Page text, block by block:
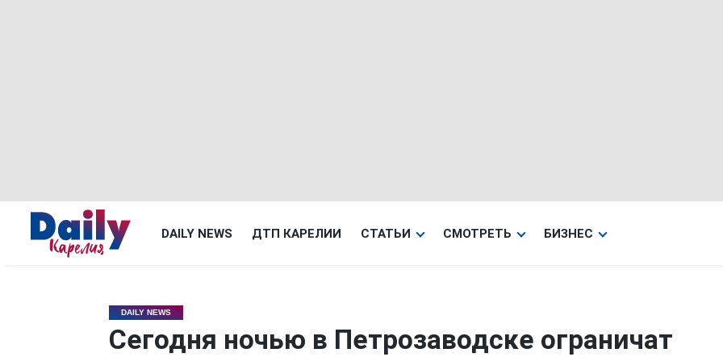
DAILY NEWS ДТП КАРЕЛИИ СТАТЬИ СМОТРЕТЬ БИЗНЕС
DAILY NEWS
Сегодня ночью в Петрозаводске ограничат